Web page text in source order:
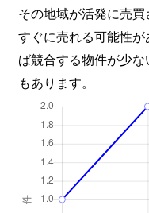
その地域が活発に売
すぐに売れる可能性
ば競合する物件が少
もあります。